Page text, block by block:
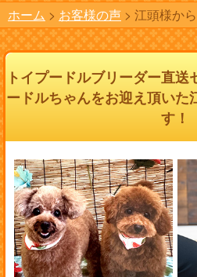
ホーム お客様の声 江頭様か
トイプードルブリーダー直
ードルちゃんをお迎え頂いた
す！